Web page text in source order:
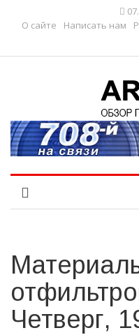
О сайте
Написать нам
Четверг,